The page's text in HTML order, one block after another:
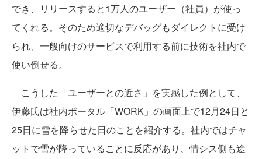
でき、リリースすると1万人のユーザー（社員）が使っ
てくれる。そのため適切なデバッグもダイレクトに受け
られ、一般向けのサービスで利用する前に技術を社内で
使い倒せる。
こうした「ユーザーとの近さ」を実感した例として、
伊藤氏は社内ポータル「WORK」の画面上で12月24日と
25日に雪を降らせた日のことを紹介する。社内ではチャ
ットで雪が降っていることに反応があり、情シス側も途